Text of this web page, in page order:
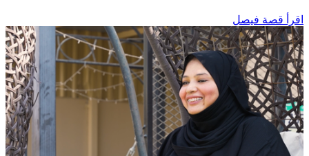
اقرأ قصة فيصل